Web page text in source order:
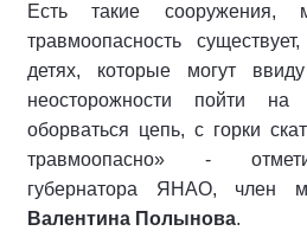
Есть такие
травмоопасность
детях, которые могут
неосторожности пойти
оборваться цепь, с горки
травмоопасно» -
губернатора ЯНАО, член
Валентина Полынова.